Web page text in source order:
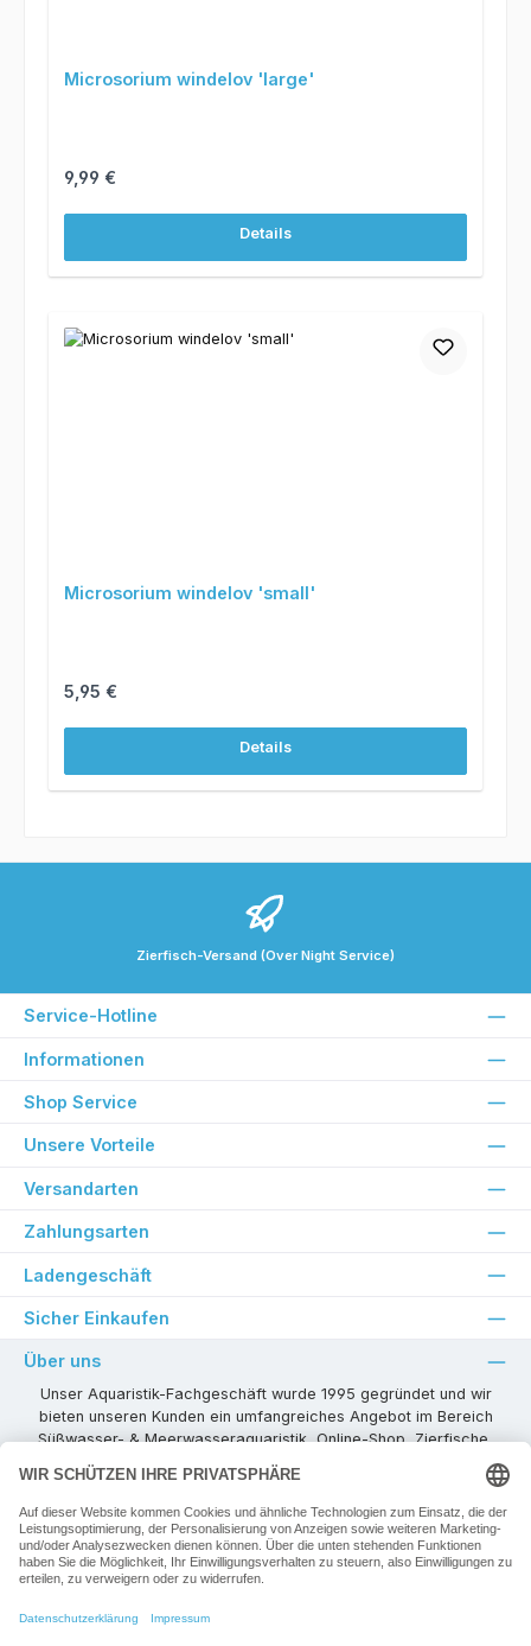
Microsorium windelov 'large'
Regulärer Preis:
9,99 €
Details
Microsorium windelov 'small'
Regulärer Preis:
5,95 €
Details
Zierfisch-Versand (Over Night Service)
Service-Hotline
Informationen
Shop Service
Unsere Vorteile
Versandarten
Zahlungsarten
Ladengeschäft
Sicher Einkaufen
Über uns
Unser Aquaristik-Fachgeschäft wurde 1995 gegründet und wir
bieten unseren Kunden ein umfangreiches Angebot im Bereich
Süßwasser- & Meerwasseraquaristik, Online-Shop, Zierfische,
Pflanzen, Aquarienkombinationen, Technikzubehör usw. ! Als
kompetenter Aquaristik-Fachhandelspartner stehen wir Ihnen für
alle Ihre Projekte und Einrichtungs- oder Besatzwünsche zur
Verfügung!
Besuchen Sie uns in unseren Räumlichkeiten oder senden Sie uns